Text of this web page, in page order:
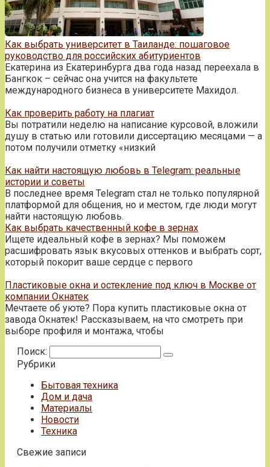
Как выбрать университет в Таиланде: пошаговое
руководство для российских абитуриентов
Екатерина из Екатеринбурга два года назад переехала в
Бангкок – сейчас она учится на факультете
международного бизнеса в университете Махидол.
Как проверить работу на плагиат
Вы потратили неделю на написание курсовой, вложили
душу в статью или готовили диссертацию месяцами — а
потом получили отметку «низкий
Как найти настоящую любовь в Telegram: реальные
истории и советы
В последнее время Telegram стал не только популярной
платформой для общения, но и местом, где люди могут
найти настоящую любовь.
Как выбрать качественный кофе в зернах
Ищете идеальный кофе в зернах? Мы поможем
расшифровать язык вкусовых оттенков и выбрать сорт,
который покорит ваше сердце с первого
Пластиковые окна и остекление под ключ в Москве от
компании Окнатек
Мечтаете об уюте? Пора купить пластиковые окна от
завода Окнатек! Рассказываем, на что смотреть при
выборе профиля и монтажа, чтобы
Поиск:
Рубрики
Бытовая техника
Дом и дача
Материалы
Новости
Техника
Свежие записи